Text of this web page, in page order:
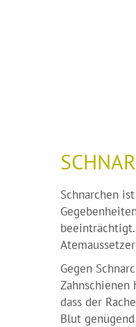
Schnarchen
Gegen
dass der
Blut